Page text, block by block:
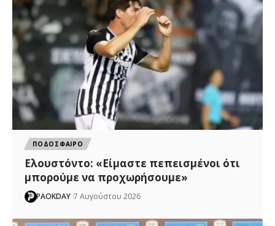
ΠΟΔΟΣΦΑΙΡΟ
Ελουστόντο: «Είμαστε πεπεισμένοι ότι
μπορούμε να προχωρήσουμε»
PAOKDAY 7 Αυγούστου 2026